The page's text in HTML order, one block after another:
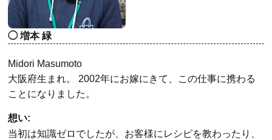
増本 緑
Midori Masumoto
大阪府生まれ。 2002年にお嫁にきて、この仕事に携わる
ことになりました。
想い:
当初は知識ゼロでしたが、お客様にレシピを教わったり、